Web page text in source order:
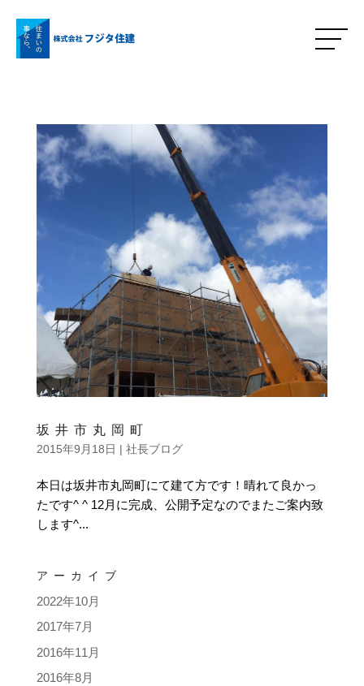
坂井市丸岡町
2015年9月18日 | 社長ブログ
本日は坂井市丸岡町にて建て方です！晴れて良かっ
たです^ ^ 12月に完成、公開予定なのでまたご案内致
します^...
アーカイブ
2022年10月
2017年7月
2016年11月
2016年8月